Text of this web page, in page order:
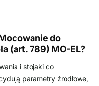
do
(art. 789) MO-EL?
i stojaki do
parametry źródłowe,